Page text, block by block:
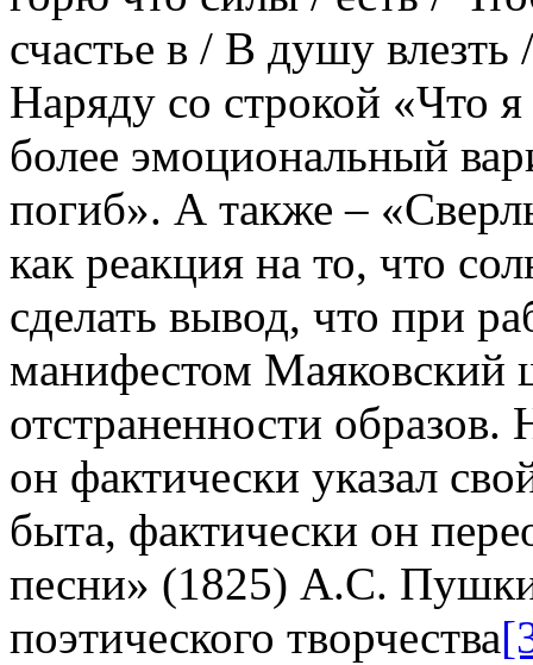
счастье в / В душу
Наряду со строкой «Что
более эмоциональный
погиб». А также –
как реакция на то, что
сделать вывод, что при
манифестом Маяковский
отстраненности образов.
он фактически указал
быта, фактически он
песни» (1825) А.С.
поэтического творчества